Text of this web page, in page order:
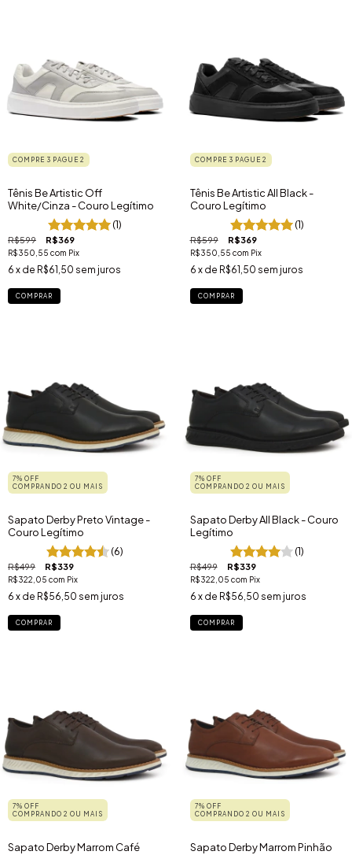
COMPRE 3 PAGUE 2
Tênis Be Artistic Off
White/Cinza - Couro Legítimo
(1)
R$599 R$369
R$350,55 com Pix
6 x de R$61,50 sem juros
COMPRAR
COMPRE 3 PAGUE 2
Tênis Be Artistic All Black -
Couro Legítimo
(1)
R$599 R$369
R$350,55 com Pix
6 x de R$61,50 sem juros
COMPRAR
7% OFF
COMPRANDO 2 OU MAIS
Sapato Derby Preto Vintage -
Couro Legítimo
(6)
R$499 R$339
R$322,05 com Pix
6 x de R$56,50 sem juros
COMPRAR
7% OFF
COMPRANDO 2 OU MAIS
Sapato Derby All Black - Couro
Legítimo
(1)
R$499 R$339
R$322,05 com Pix
6 x de R$56,50 sem juros
COMPRAR
7% OFF
COMPRANDO 2 OU MAIS
Sapato Derby Marrom Café
7% OFF
COMPRANDO 2 OU MAIS
Sapato Derby Marrom Pinhão